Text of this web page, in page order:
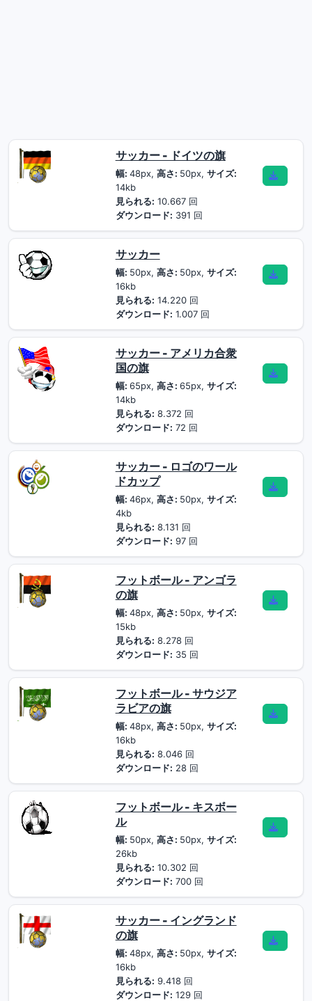
サッカー - ドイツの旗
幅: 48px, 高さ: 50px, サイズ:
14kb
見られる: 10.667 回
ダウンロード: 391 回
サッカー
幅: 50px, 高さ: 50px, サイズ:
16kb
見られる: 14.220 回
ダウンロード: 1.007 回
サッカー - アメリカ合衆
国の旗
幅: 65px, 高さ: 65px, サイズ:
14kb
見られる: 8.372 回
ダウンロード: 72 回
サッカー - ロゴのワール
ドカップ
幅: 46px, 高さ: 50px, サイズ:
4kb
見られる: 8.131 回
ダウンロード: 97 回
フットボール - アンゴラ
の旗
幅: 48px, 高さ: 50px, サイズ:
15kb
見られる: 8.278 回
ダウンロード: 35 回
フットボール - サウジア
ラビアの旗
幅: 48px, 高さ: 50px, サイズ:
16kb
見られる: 8.046 回
ダウンロード: 28 回
フットボール - キスボー
ル
幅: 50px, 高さ: 50px, サイズ:
26kb
見られる: 10.302 回
ダウンロード: 700 回
サッカー - イングランド
の旗
幅: 48px, 高さ: 50px, サイズ:
16kb
見られる: 9.418 回
ダウンロード: 129 回